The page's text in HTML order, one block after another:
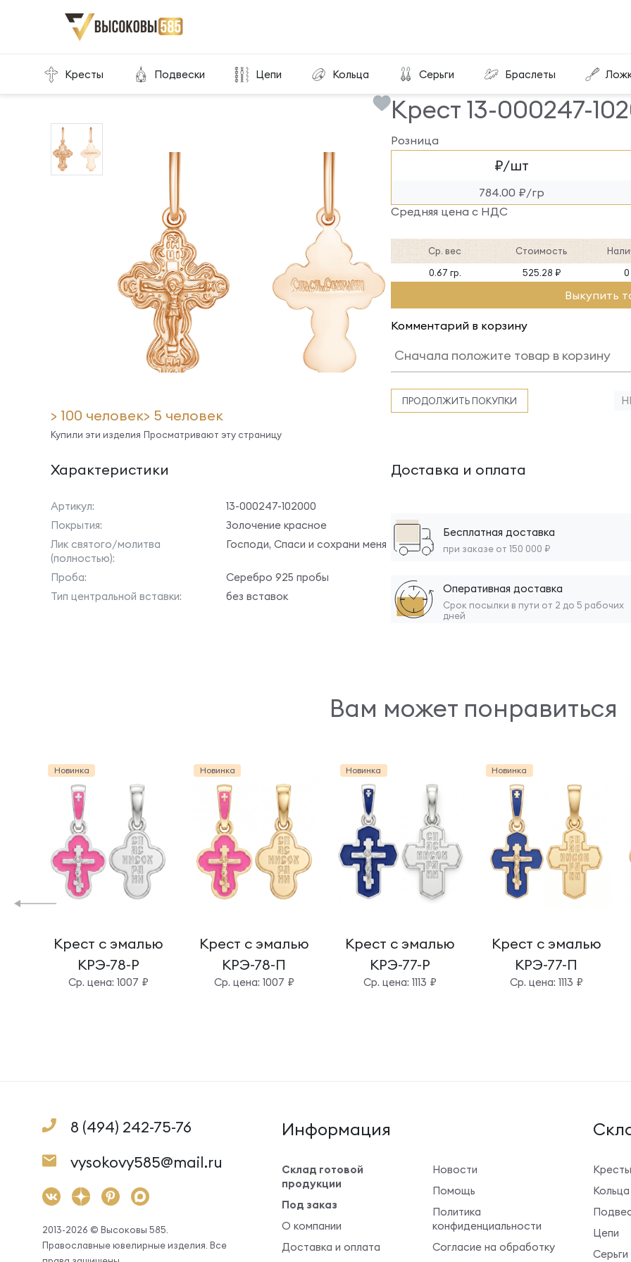
Кресты Подвески Цепи Кольца Серьги Браслеты
Главная Склад готовой продукции Крест 13-000247-102000
> 100 человек
Купили эти изделия
> 5 человек
Просматривают эту страницу
Крест 13-000247-
Розница
₽/шт
784.00 ₽/гр
Средняя цена с НДС
Ср. вес Стоимость
0.67 гр.
525.28 ₽ 0
Выкупить
Комментарий в корзину
ПРОДОЛЖИТЬ ПОКУПКИ
Характеристики
Артикул:
13-000247-102000
Покрытия:
Золочение красное
Лик святого/молитва
(полностью):
Господи, Спаси и сохрани меня
Проба:
Серебро 925 пробы
Тип центральной вставки:
без вставок
Доставка и оплата
Бесплатная доставка
при заказе от 150 000 ₽
Оперативная доставка
Срок посылки в пути от 2 до 5 рабочих
дней
Вам может понравиться
Новинка
Крест с эмалью
КРЭ-78-Р
Cр. цена: 1007 ₽
Новинка
Крест с эмалью
КРЭ-78-П
Cр. цена: 1007 ₽
Новинка
Крест с эмалью
КРЭ-77-Р
Cр. цена: 1113 ₽
Новинка
Крест с эмалью
КРЭ-77-П
Cр. цена: 1113 ₽
8 (494) 242-75-76
vysokovy585@mail.ru
2013-2026 © Высоковы 585.
Православные ювелирные изделия. Все
Информация
Склад готовой
продукции
Под заказ
О компании
Доставка и оплата
Новости
Помощь
Политика
конфиденциальности
Согласие на обработку
Кресты
Кольца
Цепи
Серьги